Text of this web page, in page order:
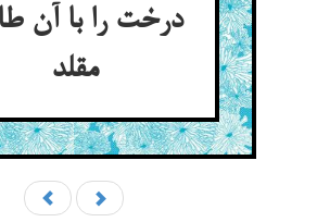
درخت را با آن
مقلد